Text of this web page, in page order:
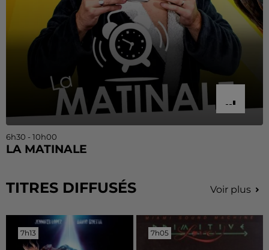
6h30 - 10h00
LA MATINALE
TITRES DIFFUSÉS Voir plus
7h13
7h13 7h05
7h05